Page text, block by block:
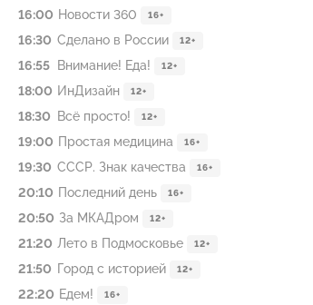
16:00 Новости 360 16+
16:30 Сделано в России 12+
16:55 Внимание! Еда! 12+
18:00 ИнДизайн 12+
18:30 Всё просто! 12+
19:00 Простая медицина 16+
19:30 СССР. Знак качества 16+
20:10 Последний день 16+
20:50 За МКАДром 12+
21:20 Лето в Подмосковье 12+
21:50 Город с историей 12+
22:20 Едем! 16+